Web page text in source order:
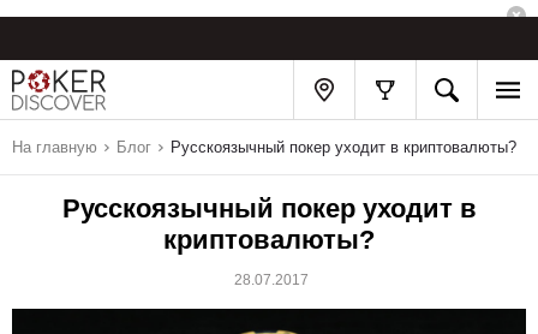
На главную Блог Русскоязычный покер уходит в криптовалюты?
Русскоязычный покер уходит в
криптовалюты?
28.07.2017